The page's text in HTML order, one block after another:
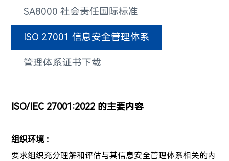
SA8000 社会责任国际标准
ISO 27001 信息安全管理体系
管理体系证书下载
ISO/IEC 27001:2022 的主要内容
组织环境 ：
要求组织充分理解和评估与其信息安全管理体系相关的内